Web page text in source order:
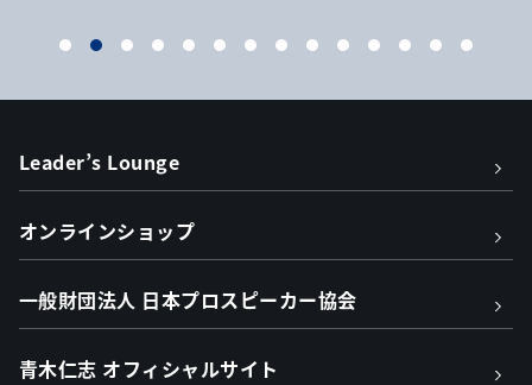
Leader’s Lounge
オンラインショップ
一般財団法人 日本プロスピーカー協会
青木仁志 オフィシャルサイト